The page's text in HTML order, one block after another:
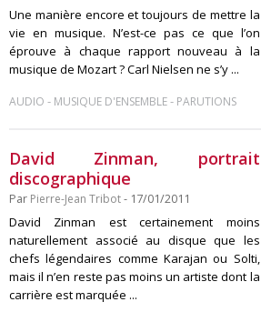
Une manière encore et toujours de mettre la
vie en musique. N’est-ce pas ce que l’on
éprouve à chaque rapport nouveau à la
musique de Mozart ? Carl Nielsen ne s’y ...
AUDIO - MUSIQUE D'ENSEMBLE- PARUTIONS
David Zinman, portrait
discographique
Par Pierre-Jean Tribot- 17/01/2011
David Zinman est certainement moins
naturellement associé au disque que les
chefs légendaires comme Karajan ou Solti,
mais il n’en reste pas moins un artiste dont la
carrière est marquée ...